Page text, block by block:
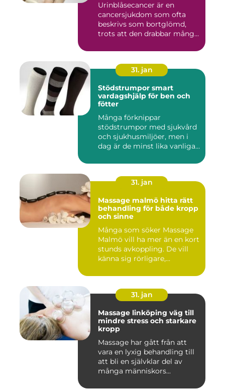
Urinblåsecancer är en
cancersjukdom som ofta
beskrivs som bortglömd,
trots att den drabbar många
31. jan
Stödstrumpor smart
vardagshjälp för ben och
fötter
Många förknippar
stödstrumpor med sjukvård
och sjukhusmiljöer, men i
dag är de minst lika vanliga
31. jan
Massage malmö hitta rätt
behandling för både kropp
och sinne
Många som söker Massage
Malmö vill ha mer än en kort
stunds avkoppling. De vill
känna sig rörligare,...
31. jan
Massage linköping väg till
mindre stress och starkare
kropp
Massage har gått från att
vara en lyxig behandling till
att bli en självklar del av
många människors...